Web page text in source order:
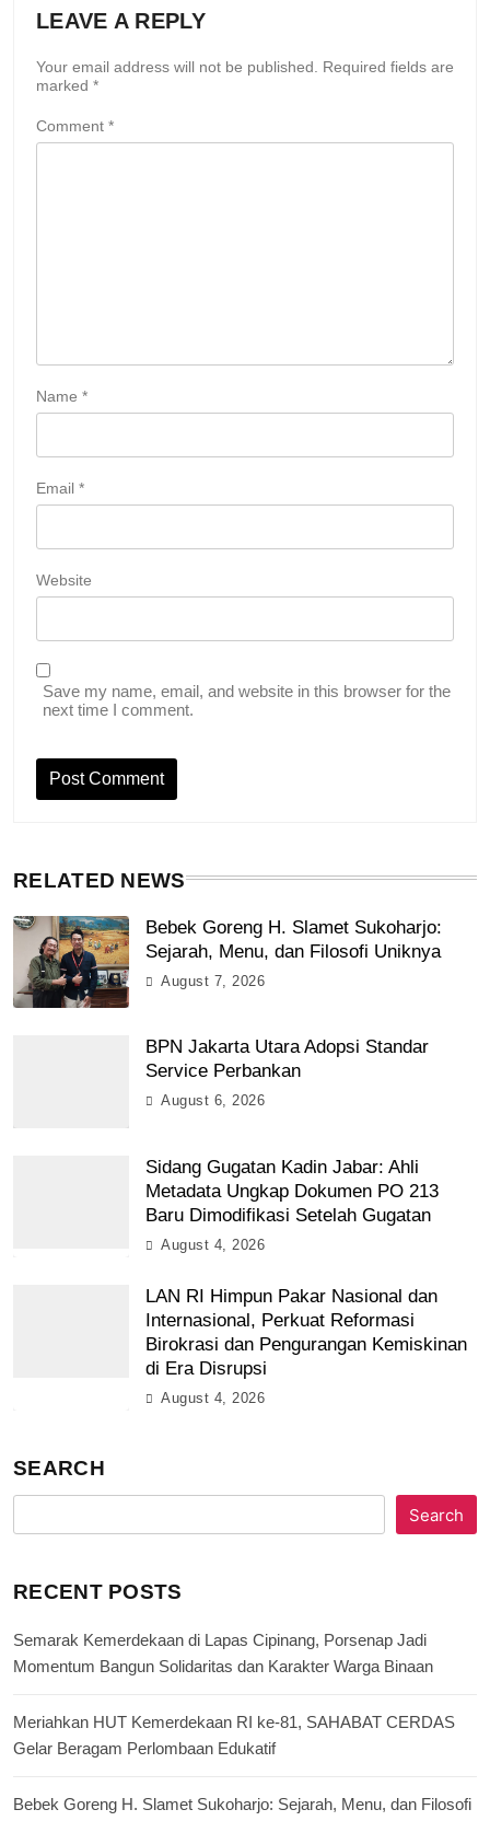
LEAVE A REPLY
Your email address will not be published.
Required fields are
marked *
Comment *
Name *
Email *
Website
Save my name, email, and website in this browser for the
next time I comment.
RELATED NEWS
Bebek Goreng H. Slamet Sukoharjo:
Sejarah, Menu, dan Filosofi Uniknya
August 7, 2026
BPN Jakarta Utara Adopsi Standar
Service Perbankan
August 6, 2026
Sidang Gugatan Kadin Jabar: Ahli
Metadata Ungkap Dokumen PO 213
Baru Dimodifikasi Setelah Gugatan
August 4, 2026
LAN RI Himpun Pakar Nasional dan
Internasional, Perkuat Reformasi
Birokrasi dan Pengurangan Kemiskinan
di Era Disrupsi
August 4, 2026
SEARCH
Search
RECENT POSTS
Semarak Kemerdekaan di Lapas Cipinang, Porsenap Jadi
Momentum Bangun Solidaritas dan Karakter Warga Binaan
Meriahkan HUT Kemerdekaan RI ke-81, SAHABAT CERDAS
Gelar Beragam Perlombaan Edukatif
Bebek Goreng H. Slamet Sukoharjo: Sejarah, Menu, dan Filosofi